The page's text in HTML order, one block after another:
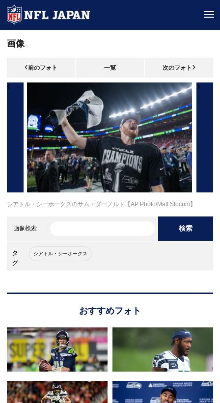
画像
前のフォト 一覧 次のフォト
シアトル・シーホークスのサム・ダーノルド【AP Photo/Matt Slocum】
画像検索 検索
タ
グ
シアトル・シーホークス
おすすめフォト